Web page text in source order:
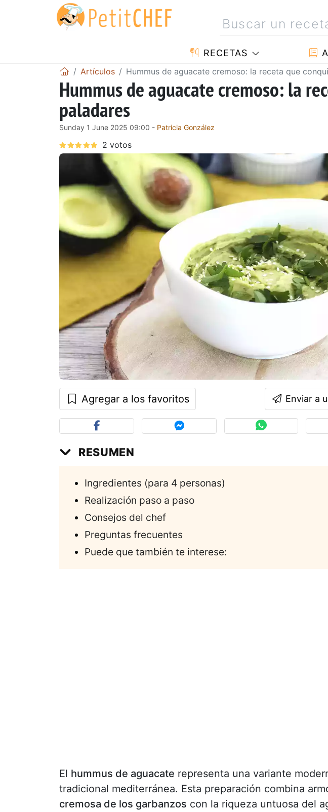
RECETAS
Artículos Hummus de aguacate cremoso: la receta que
Hummus de aguacate cremoso: la
paladares
Sunday 1 June 2025 09:00 - Patricia González
Agregar a los favoritos Enviar a
RESUMEN
Ingredientes (para 4 personas)
Realización paso a paso
Consejos del chef
Preguntas frecuentes
Puede que también te interese:
El hummus de aguacate representa una variante
tradicional mediterránea. Esta preparación combina
cremosa de los garbanzos con la riqueza untuosa del